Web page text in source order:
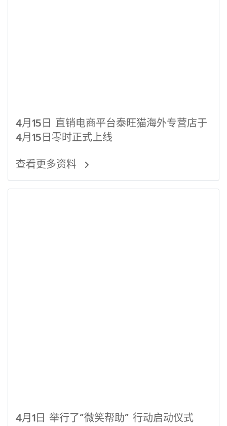
4月15日 直销电商平台泰旺猫海外专营店于
4月15日零时正式上线
查看更多资料
4月1日 举行了“微笑帮助” 行动启动仪式